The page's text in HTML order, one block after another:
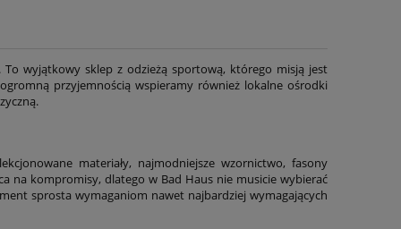
wyjątkowy sklep z odzieżą sportową, którego misją jest
przyjemnością wspieramy również lokalne ośrodki
materiały, najmodniejsze wzornictwo, fasony
na kompromisy, dlatego w Bad Haus nie musicie wybierać
sprosta wymaganiom nawet najbardziej wymagających